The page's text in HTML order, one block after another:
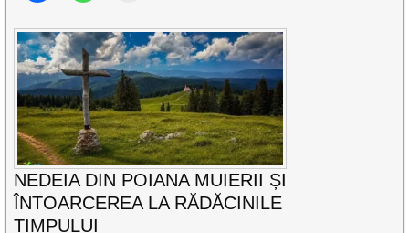
NEDEIA DIN POIANA MUIERII ȘI
ÎNTOARCEREA LA RĂDĂCINILE
TIMPULUI